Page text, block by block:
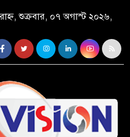
শুক্রবার, ০৭ অগাস্ট ২০২৬,